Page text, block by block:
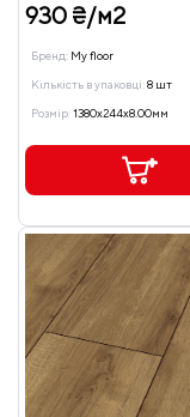
930 ₴/м2
Бренд: My floor
Кількість в упаковці:8 шт
Розмір:1380x244x8.00мм